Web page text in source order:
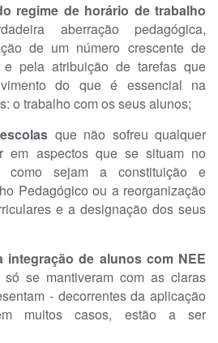
regime de horário de trabalho
aberração pedagógica,
de um número crescente de
pela atribuição de tarefas que
do que é essencial na
o trabalho com os seus alunos;
que não sofreu qualquer
em aspectos que se situam no
como sejam a constituição e
Pedagógico ou a reorganização
e a designação dos seus
integração de alunos com NEE
se mantiveram com as claras
- decorrentes da aplicação
muitos casos, estão a ser